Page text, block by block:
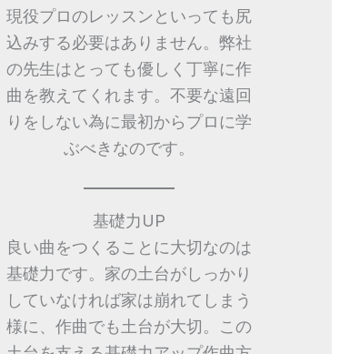
現役プロのレッスンといっても尻
込みする必要はありません。弊社
の先生はとっても優しく丁寧に作
曲を教えてくれます。不要な遠回
りをしない為に最初からプロに学
ぶべきなのです。
基礎力UP
良い曲をつくることに大切なのは
基礎力です。家の土台がしっかり
していなければ家は崩れてしまう
様に、作曲でも土台が大切。この